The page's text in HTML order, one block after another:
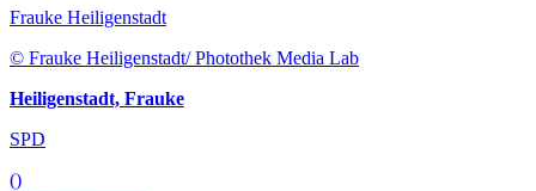
Frauke Heiligenstadt
© Frauke Heiligenstadt/ Photothek Media Lab
Heiligenstadt, Frauke
SPD
()